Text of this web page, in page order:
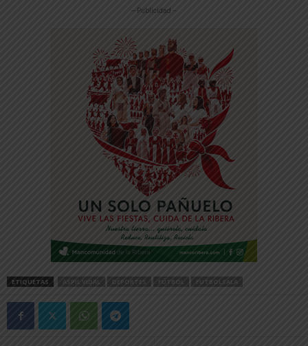
-- Publicidad --
ETIQUETAS ASPIL VIDAL DEPORTES FÚTBOL FUTBOLSALA